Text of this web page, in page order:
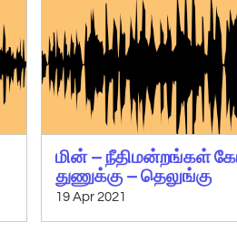
மின் – நீதிமன்றங்கள்
துணுக்கு – தெலுங்கு
19 Apr 2021